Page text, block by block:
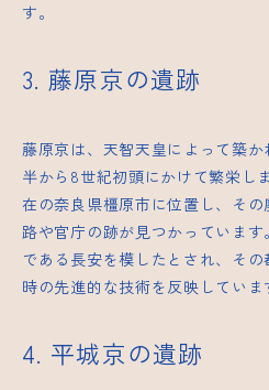
す。
3. 藤原京の遺跡
藤原京は、天智天皇によって築
半から8世紀初頭にかけて繁栄し
在の奈良県橿原市に位置し、そ
路や官庁の跡が見つかっていま
である長安を模したとされ、そ
時の先進的な技術を反映していま
4. 平城京の遺跡